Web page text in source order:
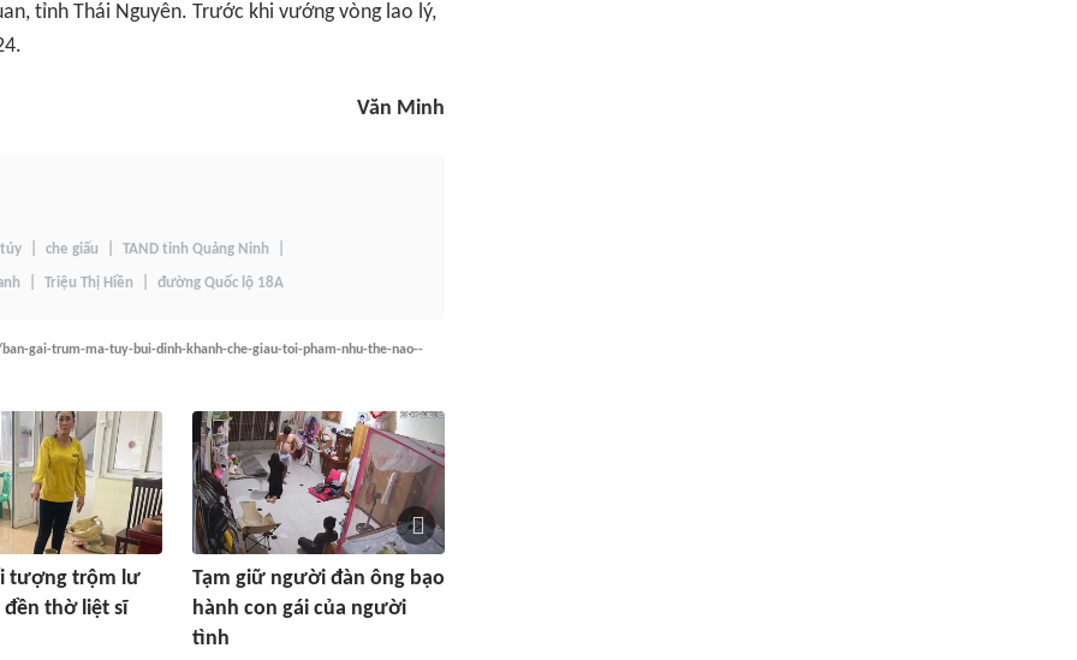
tỉnh Thái Nguyên. Trước khi vướng vòng lao lý,
Văn Minh
che giấu TAND tỉnh Quảng Ninh
Triệu Thị Hiền đường Quốc lộ 18A
gai-trum-ma-tuy-bui-dinh-khanh-che-giau-toi-pham-nhu-the-nao--
tượng trộm lư
thờ liệt sĩ
Tạm giữ người đàn ông bạo
hành con gái của người
tình